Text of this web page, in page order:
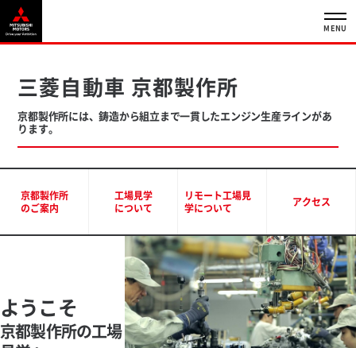
MENU
三菱自動車 京都製作所
京都製作所には、鋳造から組立まで一貫したエンジン生産ラインがあ
ります。
京都製作所
のご案内
工場見学
について
リモート工場見
学について
アクセス
ようこそ
京都製作所の工場